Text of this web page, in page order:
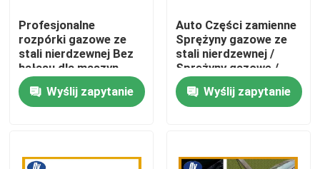
Dom
O nas
Profesjonalne
rozpórki gazowe ze
stali nierdzewnej Bez
hałasu dla maszyn
rolniczych
Wyślij zapytanie
Auto Części zamienne
Sprężyny gazowe ze
stali nierdzewnej /
Sprężyny gazowe /
Podnośnik gazowy z
trzpieniem kulowym
Wyślij zapytanie